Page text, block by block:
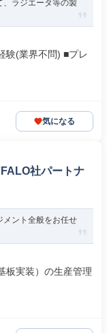
、ラジエータ等の製
験(業界不問) ■プレ
気になる
社パートナ
メント全般をお任せ
板実装）の生産管理